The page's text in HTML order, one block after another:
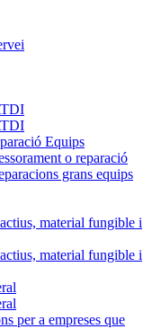
Equips
o reparació
grans equips
material fungible i
material fungible i
per a empreses que